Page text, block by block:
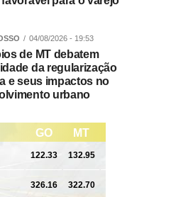
04/08/2026 - 19:53
de MT debatem
da regularização
e seus impactos no
urbano